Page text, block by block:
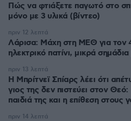
Πώς να φτιάξετε παγωτό στο
μόνο με 3 υλικά (βίντεο)
Λάρισα: Μάχη στη ΜΕΘ για τον
ηλεκτρικό πατίνι, μικρά
πριν 12 λεπτά
Η Μπρίτνεϊ Σπίαρς λέει ότι
γιος της δεν πιστεύει στον
παιδιά της και η επίθεση στους
πριν 13 λεπτά
πριν 14 λεπτά